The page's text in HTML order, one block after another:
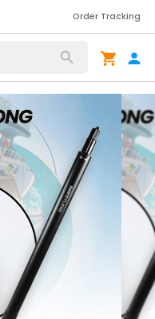
Order Tracking